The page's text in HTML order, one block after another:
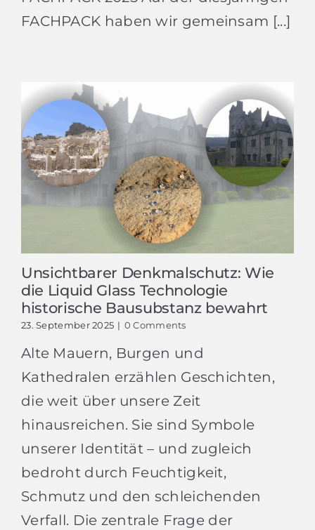
FACHPACK haben wir gemeinsam [...]
Unsichtbarer Denkmalschutz: Wie
die Liquid Glass Technologie
historische Bausubstanz bewahrt
23. September 2025 | 0 Comments
Alte Mauern, Burgen und
Kathedralen erzählen Geschichten,
die weit über unsere Zeit
hinausreichen. Sie sind Symbole
unserer Identität – und zugleich
bedroht durch Feuchtigkeit,
Schmutz und den schleichenden
Verfall. Die zentrale Frage der